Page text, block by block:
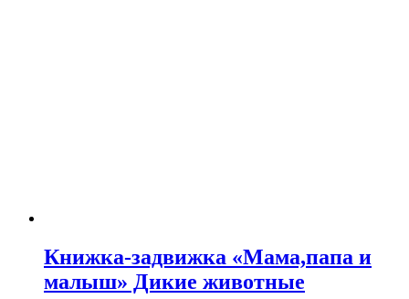
Книжка-задвижка «Мама,папа и
малыш» Дикие животные